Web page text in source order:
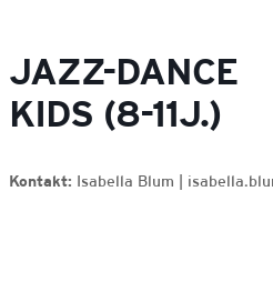
JAZZ-DANCE
KIDS (8-11J.)
Kontakt: Isabella Blum |